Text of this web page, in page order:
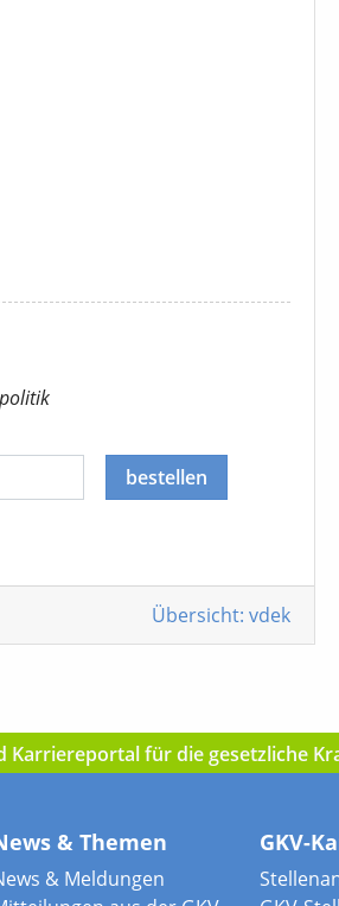
bestellen
Übersicht: vdek
Karriereportal für die gesetzliche
& Themen
& Meldungen
GKV-